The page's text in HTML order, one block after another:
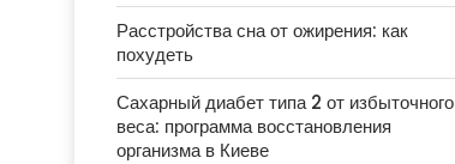
Расстройства сна от ожирения: как
похудеть
Сахарный диабет типа 2 от избыточного
веса: программа восстановления
организма в Киеве